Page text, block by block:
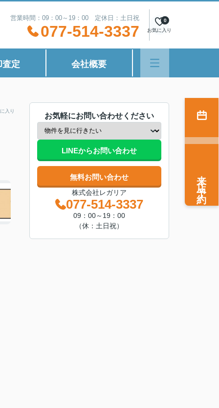
営業時間：09：00～19：00 定休日：土日祝
077-514-3337 お気に入り
0
査定 会社概要
入り
お気軽にお問い合わせください
LINEからお問い合わせ
無料お問い合わせ
株式会社レガリア
077-514-3337
09：00～19：00
（休：土日祝）
来店予約